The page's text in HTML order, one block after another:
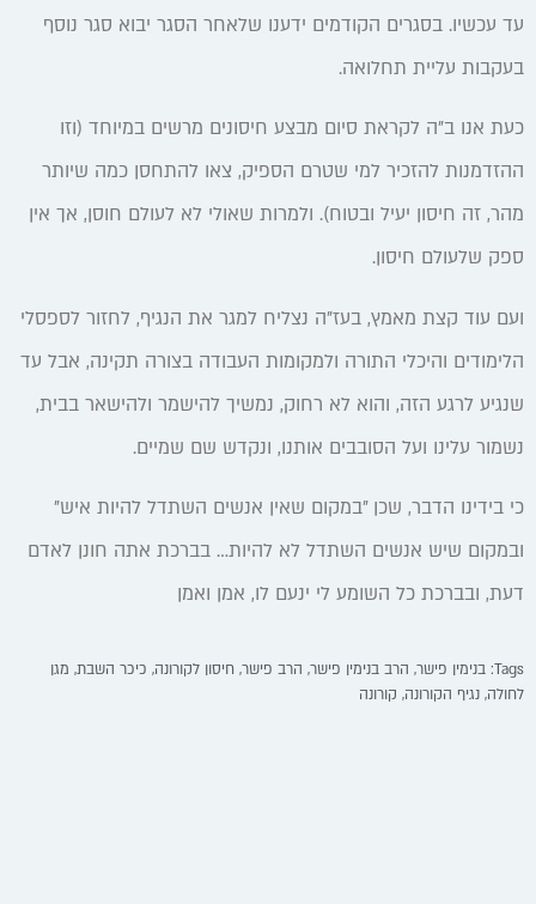
עד עכשיו. בסגרים הקודמים ידענו שלאחר הסגר יבוא סגר נוסף
בעקבות עליית תחלואה.
כעת אנו ב"ה לקראת סיום מבצע חיסונים מרשים במיוחד (וזו
ההזדמנות להזכיר למי שטרם הספיק, צאו להתחסן כמה שיותר
מהר, זה חיסון יעיל ובטוח). ולמרות שאולי לא לעולם חוסן, אך אין
ספק שלעולם חיסון.
ועם עוד קצת מאמץ, בעז"ה נצליח למגר את הנגיף, לחזור לספסלי
הלימודים והיכלי התורה ולמקומות העבודה בצורה תקינה, אבל עד
שנגיע לרגע הזה, והוא לא רחוק, נמשיך להישמר ולהישאר בבית,
נשמור עלינו ועל הסובבים אותנו, ונקדש שם שמיים.
כי בידינו הדבר, שכן "במקום שאין אנשים השתדל להיות איש"
ובמקום שיש אנשים השתדל לא להיות… בברכת אתה חונן לאדם
דעת, ‏ובברכת כל השומע לי ינעם לו, אמן ואמן
Tags: בנימין פישר, הרב בנימין פישר, הרב פישר, חיסון לקורונה, כיכר השבת, מגן
לחולה, נגיף הקורונה, קורונה